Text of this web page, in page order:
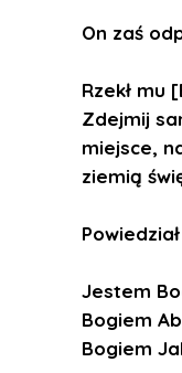
On zaś
Rzekł mu
Zdejmij
miejsce,
ziemią
Jestem
Bogiem
Bogiem